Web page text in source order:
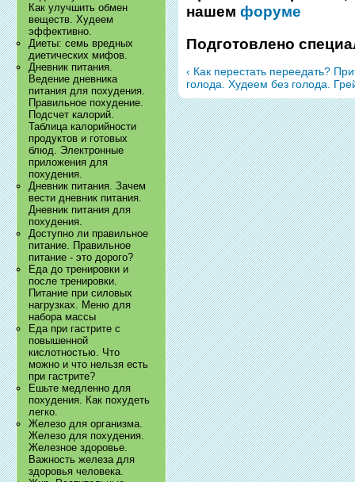
Как улучшить обмен
веществ. Худеем
эффективно.
Диеты: семь вредных
диетических мифов.
Дневник питания.
Ведение дневника
питания для похудения.
Правильное похудение.
Подсчет калорий.
Таблица калорийности
продуктов и готовых
блюд. Электронные
приложения для
похудения.
Дневник питания. Зачем
вести дневник питания.
Дневник питания для
похудения.
Доступно ли правильное
питание. Правильное
питание - это дорого?
Еда до тренировки и
после тренировки.
Питание при силовых
нагрузках. Меню для
набора массы
Еда при гастрите с
повышенной
кислотностью. Что
можно и что нельзя есть
при гастрите?
Ешьте медленно для
похудения. Как похудеть
легко.
Железо для организма.
Железо для похудения.
Железное здоровье.
Важность железа для
здоровья человека.
нашем форуме
Подготовлено
‹ Как перестать переедать?
голода. Худеем без голода.